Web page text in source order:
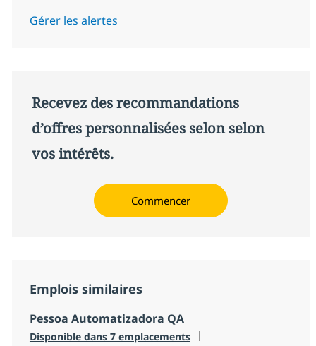
Gérer les alertes
Recevez des recommandations
d’offres personnalisées selon selon
vos intérêts.
Commencer
Emplois similaires
Pessoa Automatizadora QA
Disponible dans 7 emplacements